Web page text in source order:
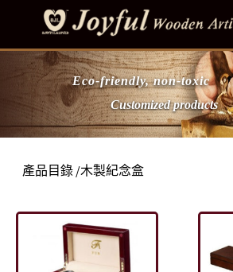
Eco-friendly, non-toxic
Customized products
產品目錄 /木製紀念盒